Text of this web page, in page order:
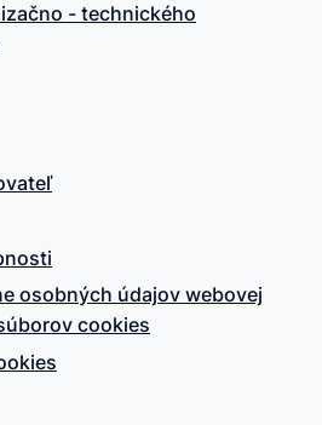
- technického
osobných údajov webovej
cookies